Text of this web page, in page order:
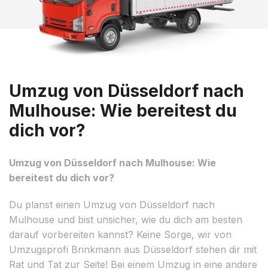
Umzug von Düsseldorf nach
Mulhouse: Wie bereitest du
dich vor?
Umzug von Düsseldorf nach Mulhouse: Wie
bereitest du dich vor?
Du planst einen Umzug von Düsseldorf nach
Mulhouse und bist unsicher, wie du dich am besten
darauf vorbereiten kannst? Keine Sorge, wir von
Umzugsprofi Brinkmann aus Düsseldorf stehen dir mit
Rat und Tat zur Seite! Bei einem Umzug in eine andere